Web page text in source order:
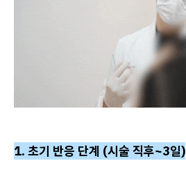
1. 초기 반응 단계 (시술 직후~3일)